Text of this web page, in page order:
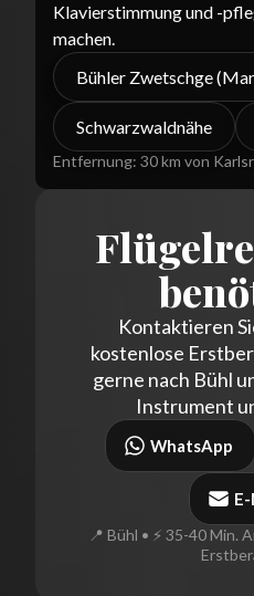
Klavierstimmung und -
machen.
Bühler Zwetschge
Schwarzwaldnähe
Entfernung: 30 km von
Kontaktieren
kostenlose
gerne nach Bühl
Instrument
WhatsApp
📍 Bühl • ⚡ 35-40 Min.